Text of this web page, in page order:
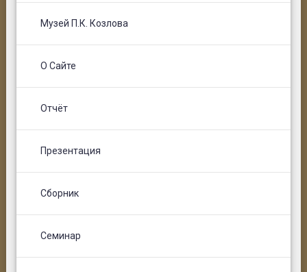
Музей П.К. Козлова
О Сайте
Отчёт
Презентация
Сборник
Семинар